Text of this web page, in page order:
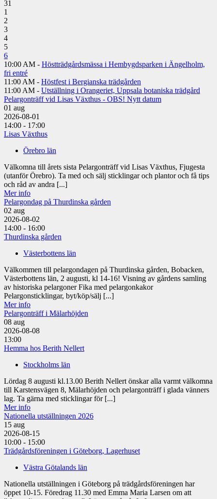
31
1
2
3
4
5
6
10:00 AM - Höstträdgårdsmässa i Hembygdsparken i Ängelholm,
fri entré
11:00 AM - Höstfest i Bergianska trädgården
11:00 AM - Utställning i Orangeriet, Uppsala botaniska trädgård
Pelargonträff vid Lisas Växthus - OBS! Nytt datum
01 aug
2026-08-01
14:00 - 17:00
Lisas Växthus
Örebro län
Välkomna till årets sista Pelargonträff vid Lisas Växthus, Fjugesta
(utanför Örebro). Ta med och sälj sticklingar och plantor och få tips
och råd av andra [...]
Mer info
Pelargondag på Thurdinska gården
02 aug
2026-08-02
14:00 - 16:00
Thurdinska gården
Västerbottens län
Välkommen till pelargondagen på Thurdinska gården, Bobacken,
Västerbottens län, 2 augusti, kl 14-16! Visning av gårdens samling
av historiska pelargoner Fika med pelargonkakor
Pelargonsticklingar, byt/köp/sälj [...]
Mer info
Pelargonträff i Mälarhöjden
08 aug
2026-08-08
13:00
Hemma hos Berith Nellert
Stockholms län
Lördag 8 augusti kl.13.00 Berith Nellert önskar alla varmt välkomna
till Karstensvägen 8, Mälarhöjden och pelargonträff i glada vänners
lag. Ta gärna med sticklingar för [...]
Mer info
Nationella utställningen 2026
15 aug
2026-08-15
10:00 - 15:00
Trädgårdsföreningen i Göteborg, Lagerhuset
Västra Götalands län
Nationella utställningen i Göteborg på trädgårdsföreningen har
öppet 10-15. Föredrag 11.30 med Emma Maria Larsen om att